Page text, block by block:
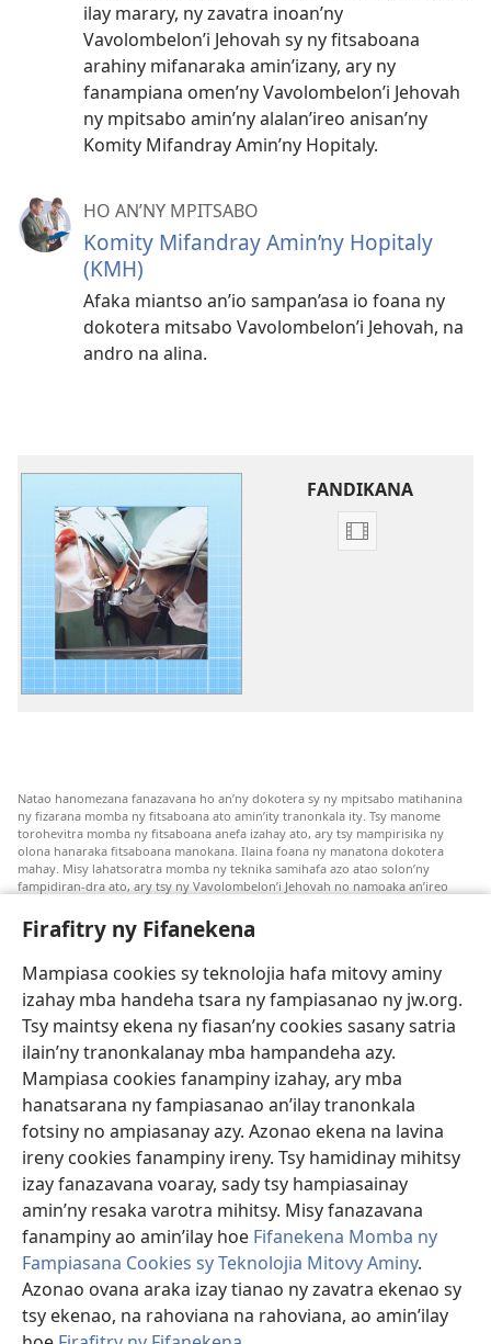
Firafitry ny Fifanekena
Mampiasa cookies sy teknolojia hafa mitovy aminy
izahay mba handeha tsara ny fampiasanao ny jw.org.
Tsy maintsy ekena ny fiasan’ny cookies sasany satria
ilain’ny tranonkalanay mba hampandeha azy.
Mampiasa cookies fanampiny izahay, ary mba
hanatsarana ny fampiasanao an’ilay tranonkala
fotsiny no ampiasanay azy. Azonao ekena na lavina
ireny cookies fanampiny ireny. Tsy hamidinay mihitsy
izay fanazavana voaray, sady tsy hampiasainay
amin’ny resaka varotra mihitsy. Misy fanazavana
fanampiny ao amin’ilay hoe Fifanekena Momba ny
Fampiasana Cookies sy Teknolojia Mitovy Aminy.
Azonao ovana araka izay tianao ny zavatra ekenao sy
tsy ekenao, na rahoviana na rahoviana, ao amin’ilay
ilay marary, ny zavatra inoan’ny
Vavolombelon’i Jehovah sy ny fitsaboana
arahiny mifanaraka amin’izany, ary ny
fanampiana omen’ny Vavolombelon’i Jehovah
ny mpitsabo amin’ny alalan’ireo anisan’ny
Komity Mifandray Amin’ny Hopitaly.
HO AN’NY MPITSABO
Komity Mifandray Amin’ny Hopitaly
(KMH)
Afaka miantso an’io sampan’asa io foana ny
dokotera mitsabo Vavolombelon’i Jehovah, na
andro na alina.
FANDIKANA
Fandikana
Natao hanomezana fanazavana ho an’ny dokotera sy ny mpitsabo matihanina
ny fizarana momba ny fitsaboana ato amin’ity tranonkala ity. Tsy manome
torohevitra momba ny fitsaboana anefa izahay ato, ary tsy mampirisika ny
olona hanaraka fitsaboana manokana. Ilaina foana ny manatona dokotera
mahay. Misy lahatsoratra momba ny teknika samihafa azo atao solon’ny
fampidiran-dra ato, ary tsy ny Vavolombelon’i Jehovah no namoaka an’ireo
fanazavana nivoaka farany. Andraikiny ny miara-midinika amin’ny marary hoe
inona avy ny fitsaboana azo atao. Adidiny koa ny manampy ny marary hanao
Mety tsy hety na tsy heken’ny marary sasany ny fomba fitsaboana sy teknika
voaresaka ato.
Ho an’ny marary: Miresaha foana amin’ny dokoteranao na mpitsabo
matihanina hafa, raha marary ianao ka mila torohevitra na te hahafantatra
momba ny fitsaboana iray. Manatòna dokotera raha mahatsiaro ho tsy
metimety ianao.
Ito fifanekena ito no mifehy an’izay mampiasa an’ity tranonkala ity.
Fisehony
Copyright© 2026 Watch Tower Bible and Tract Society of Pennsylvania.
FIFANEKENA| FIFANEKENA MOMBA NY TSIAMBARATELO